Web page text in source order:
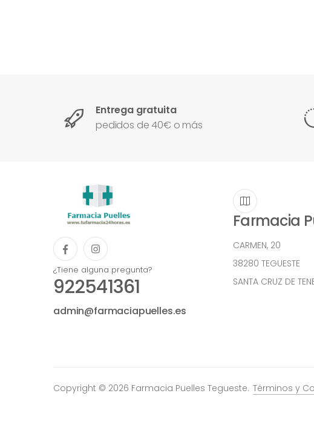
Entrega gratuita
pedidos de 40€ o más
¿Tiene alguna pregunta?
922541361
admin@farmaciapuelles.es
Farmacia
CARMEN, 20
38280 TEGUESTE
SANTA CRUZ DE
Copyright © 2026 Farmacia Puelles Tegueste. Términos y